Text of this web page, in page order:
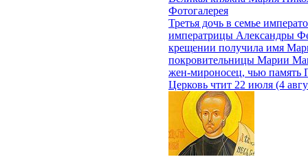
Фотогалерея
Третья дочь в семье
императрицы Александры
крещении получила имя
покровительницы Марии
жен-мироносец, чью память
Церковь чтит 22 июля (4